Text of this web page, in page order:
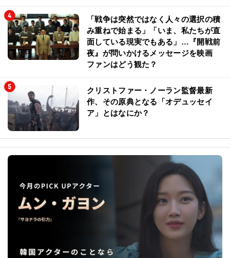
「戦争は突然ではなく人々の選択の積
み重ねで始まる」「いま、私たちが直
面している現実でもある」…『開戦前
夜』が問いかけるメッセージを映画
ファンはどう観た？
クリストファー・ノーラン監督最新
作、その原典となる「オデュッセイ
ア」とはなにか？